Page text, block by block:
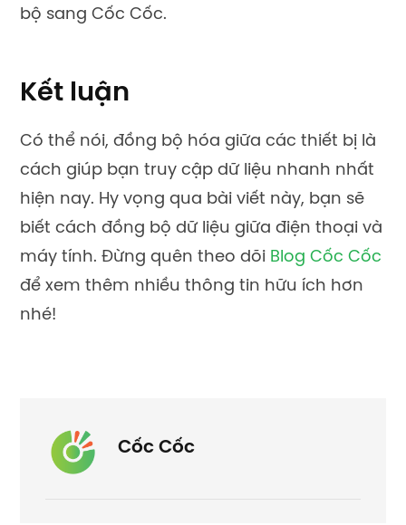
bộ sang Cốc Cốc.
Kết luận
Có thể nói, đồng bộ hóa giữa các thiết bị là
cách giúp bạn truy cập dữ liệu nhanh nhất
hiện nay. Hy vọng qua bài viết này, bạn sẽ
biết cách đồng bộ dữ liệu giữa điện thoại và
máy tính. Đừng quên theo dõi Blog Cốc Cốc
để xem thêm nhiều thông tin hữu ích hơn
nhé!
Cốc Cốc